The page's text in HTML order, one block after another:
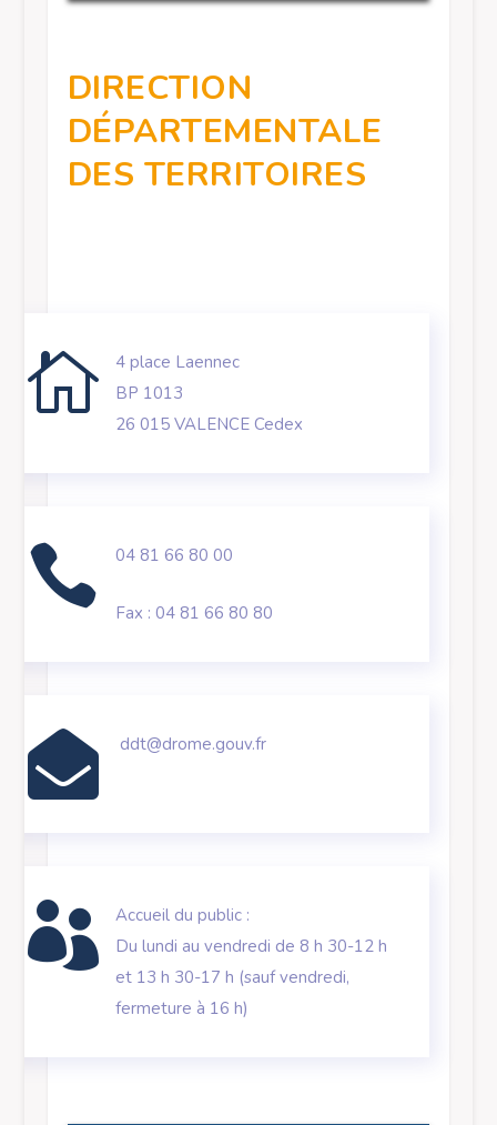
DIRECTION
DÉPARTEMENTALE
DES TERRITOIRES

4 place Laennec
BP 1013
26 015 VALENCE Cedex
 04 81 66 80 00
Fax : 04 81 66 80 80
 ddt@drome.gouv.fr

Accueil du public :
Du lundi au vendredi de 8 h 30-12 h
et 13 h 30-17 h (sauf vendredi,
fermeture à 16 h)